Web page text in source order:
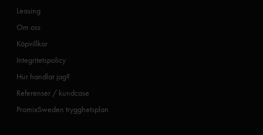
Leasing
Om oss
Köpvillkor
Integritetspolicy
Hur handlar jag?
Referenser / kundcase
PromixSweden trygghetsplan